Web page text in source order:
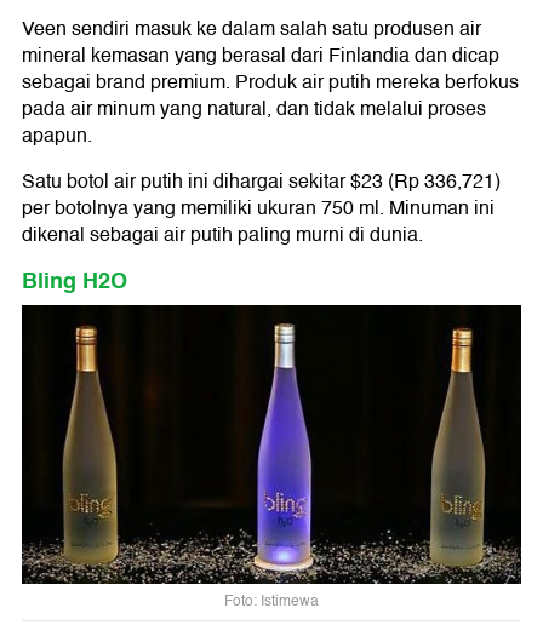
Veen sendiri masuk ke dalam salah satu produsen air
mineral kemasan yang berasal dari Finlandia dan dicap
sebagai brand premium. Produk air putih mereka berfokus
pada air minum yang natural, dan tidak melalui proses
apapun.
Satu botol air putih ini dihargai sekitar $23 (Rp 336,721)
per botolnya yang memiliki ukuran 750 ml. Minuman ini
dikenal sebagai air putih paling murni di dunia.
Bling H2O
Foto: Istimewa